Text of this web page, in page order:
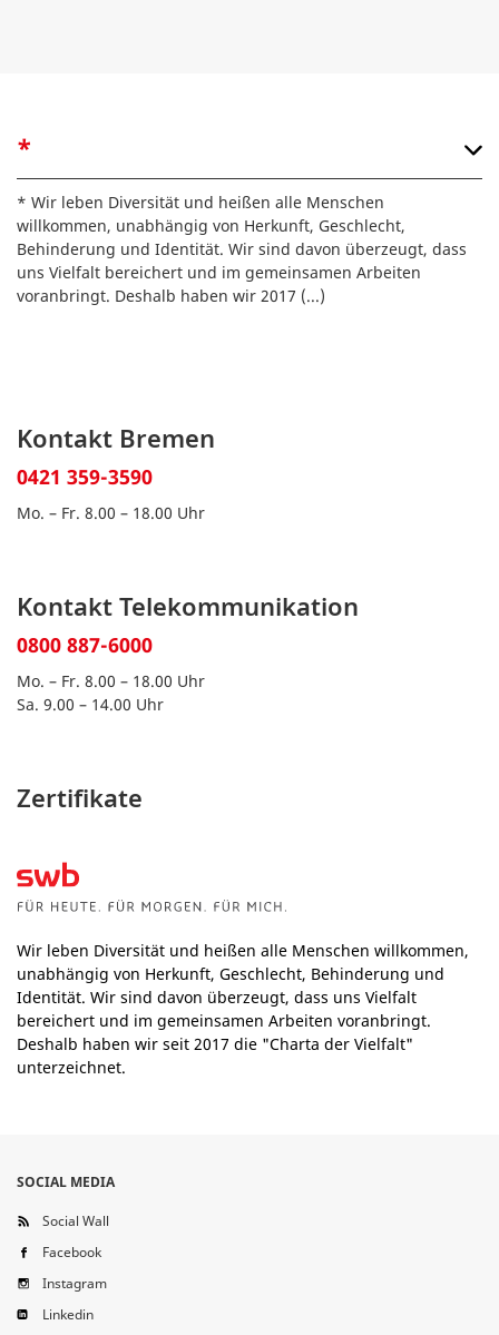
*
* Wir leben Diversität und heißen alle Menschen
willkommen, unabhängig von Herkunft, Geschlecht,
Behinderung und Identität. Wir sind davon überzeugt, dass
uns Vielfalt bereichert und im gemeinsamen Arbeiten
voranbringt. Deshalb haben wir 2017 (...)
Kontakt Bremen
0421 359-3590
Mo. – Fr. 8.00 – 18.00 Uhr
Kontakt Telekommunikation
0800 887-6000
Mo. – Fr. 8.00 – 18.00 Uhr
Sa. 9.00 – 14.00 Uhr
Zertifikate
Wir leben Diversität und heißen alle Menschen willkommen,
unabhängig von Herkunft, Geschlecht, Behinderung und
Identität. Wir sind davon überzeugt, dass uns Vielfalt
bereichert und im gemeinsamen Arbeiten voranbringt.
Deshalb haben wir seit 2017 die "Charta der Vielfalt"
unterzeichnet.
SOCIAL MEDIA
Social Wall
Facebook
Instagram
Linkedin